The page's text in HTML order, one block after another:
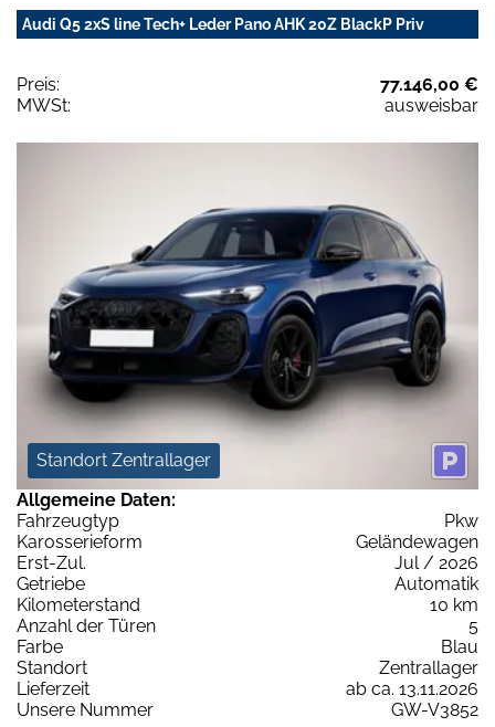
Audi Q5 2xS line Tech+ Leder Pano AHK 20Z BlackP Priv
Preis:
77.146,00 €
MWSt:
ausweisbar
Standort Zentrallager
Allgemeine Daten:
Fahrzeugtyp
Pkw
Karosserieform
Geländewagen
Erst-Zul.
Jul / 2026
Getriebe
Automatik
Kilometerstand
10 km
Anzahl der Türen
5
Farbe
Blau
Standort
Zentrallager
Lieferzeit
ab ca. 13.11.2026
Unsere Nummer
GW-V3852